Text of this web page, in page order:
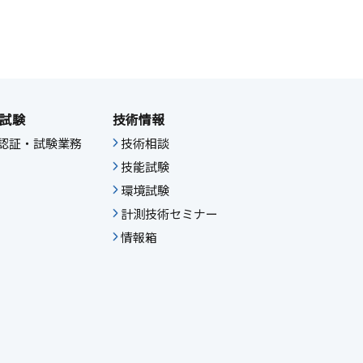
験
証・試験業務
技術情報
技術相談
技能試験
環境試験
計測技術セミナー
情報箱